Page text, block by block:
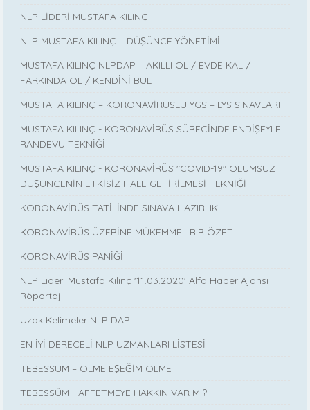
NLP LİDERİ MUSTAFA KILINÇ
NLP MUSTAFA KILINÇ – DÜŞÜNCE YÖNETİMİ
MUSTAFA KILINÇ NLPDAP – AKILLI OL / EVDE KAL /
FARKINDA OL / KENDİNİ BUL
MUSTAFA KILINÇ – KORONAVİRÜSLÜ YGS – LYS SINAVLARI
MUSTAFA KILINÇ - KORONAVİRÜS SÜRECİNDE ENDİŞEYLE
RANDEVU TEKNİĞİ
MUSTAFA KILINÇ - KORONAVİRÜS "COVID-19" OLUMSUZ
DÜŞÜNCENİN ETKİSİZ HALE GETİRİLMESİ TEKNİĞİ
KORONAVİRÜS TATİLİNDE SINAVA HAZIRLIK
KORONAVİRÜS ÜZERİNE MÜKEMMEL BIR ÖZET
KORONAVİRÜS PANİĞİ
NLP Lideri Mustafa Kılınç '11.03.2020' Alfa Haber Ajansı
Röportajı
Uzak Kelimeler NLP DAP
EN İYİ DERECELİ NLP UZMANLARI LİSTESİ
TEBESSÜM – ÖLME EŞEĞİM ÖLME
TEBESSÜM - AFFETMEYE HAKKIN VAR MI?